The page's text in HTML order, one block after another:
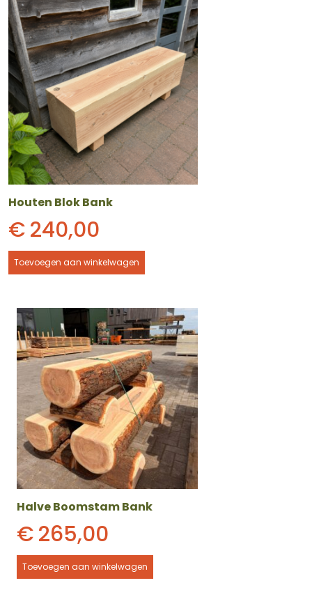
Houten Blok Bank
€240,00
Toevoegen aan winkelwagen
Halve Boomstam Bank
€265,00
Toevoegen aan winkelwagen